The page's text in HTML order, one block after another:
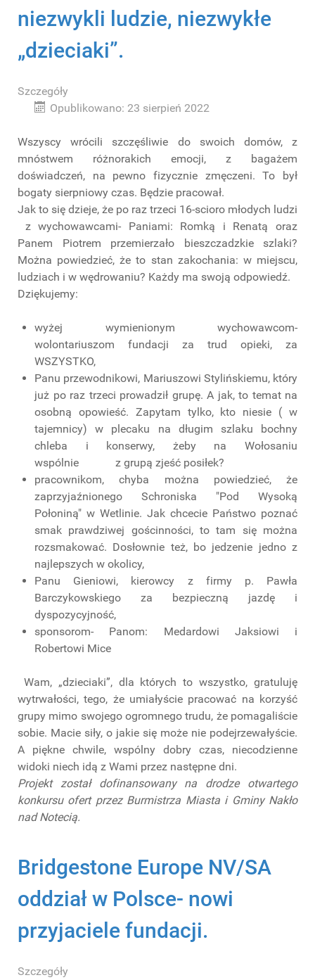
niezwykli ludzie, niezwykłe
„dzieciaki”.
Szczegóły
Opublikowano: 23 sierpień 2022
Wszyscy wrócili szczęśliwie do swoich domów, z
mnóstwem różnorakich emocji, z bagażem
doświadczeń, na pewno fizycznie zmęczeni. To był
bogaty sierpniowy czas. Będzie pracował.
Jak to się dzieje, że po raz trzeci 16-scioro młodych ludzi
z wychowawcami- Paniami: Romką i Renatą oraz
Panem Piotrem przemierzało bieszczadzkie szlaki?
Można powiedzieć, że to stan zakochania: w miejscu,
ludziach i w wędrowaniu? Każdy ma swoją odpowiedź.
Dziękujemy:
wyżej wymienionym wychowawcom-
wolontariuszom fundacji za trud opieki, za
WSZYSTKO,
Panu przewodnikowi, Mariuszowi Stylińskiemu, który
już po raz trzeci prowadził grupę. A jak, to temat na
osobną opowieść. Zapytam tylko, kto niesie ( w
tajemnicy) w plecaku na długim szlaku bochny
chleba i konserwy, żeby na Wołosaniu
wspólnie z grupą zjeść posiłek?
pracownikom, chyba można powiedzieć, że
zaprzyjaźnionego Schroniska "Pod Wysoką
Połoniną" w Wetlinie. Jak chcecie Państwo poznać
smak prawdziwej gościnności, to tam się można
rozsmakować. Dosłownie też, bo jedzenie jedno z
najlepszych w okolicy,
Panu Gieniowi, kierowcy z firmy p. Pawła
Barczykowskiego za bezpieczną jazdę i
dyspozycyjność,
sponsorom- Panom: Medardowi Jaksiowi i
Robertowi Mice
Wam, „dzieciaki”, dla których to wszystko, gratuluję
wytrwałości, tego, że umiałyście pracować na korzyść
grupy mimo swojego ogromnego trudu, że pomagaliście
sobie. Macie siły, o jakie się może nie podejrzewałyście.
A piękne chwile, wspólny dobry czas, niecodzienne
widoki niech idą z Wami przez następne dni.
Projekt został dofinansowany na drodze otwartego
konkursu ofert przez Burmistrza Miasta i Gminy Nakło
nad Notecią.
Bridgestone Europe NV/SA
oddział w Polsce- nowi
przyjaciele fundacji.
Szczegóły